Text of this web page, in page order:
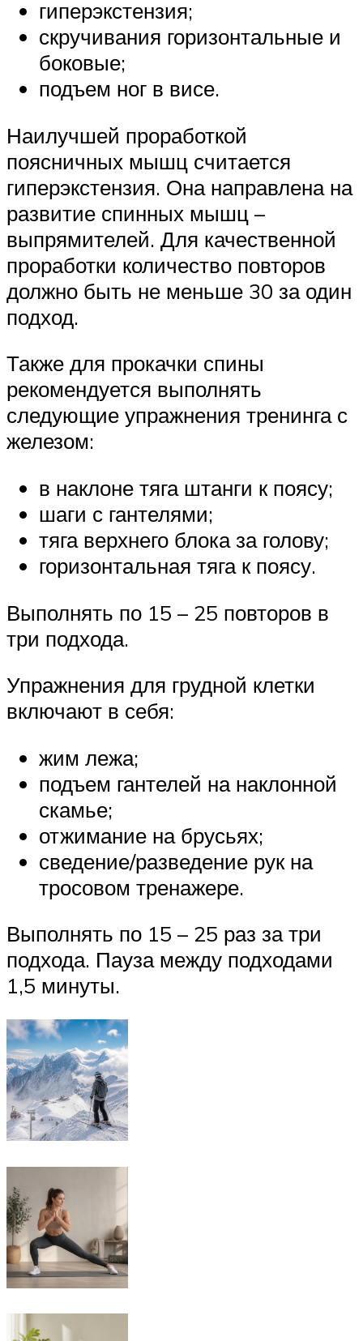
гиперэкстензия;
скручивания горизонтальные и
боковые;
подъем ног в висе.
Наилучшей проработкой
поясничных мышц считается
гиперэкстензия. Она направлена на
развитие спинных мышц –
выпрямителей. Для качественной
проработки количество повторов
должно быть не меньше 30 за один
подход.
Также для прокачки спины
рекомендуется выполнять
следующие упражнения тренинга с
железом:
в наклоне тяга штанги к поясу;
шаги с гантелями;
тяга верхнего блока за голову;
горизонтальная тяга к поясу.
Выполнять по 15 – 25 повторов в
три подхода.
Упражнения для грудной клетки
включают в себя:
жим лежа;
подъем гантелей на наклонной
скамье;
отжимание на брусьях;
сведение/разведение рук на
тросовом тренажере.
Выполнять по 15 – 25 раз за три
подхода. Пауза между подходами
1,5 минуты.